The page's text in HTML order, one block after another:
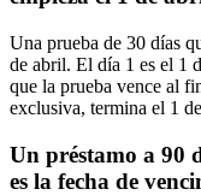
Una prueba de 30 días
de abril. El día 1 es el 1
que la prueba vence al
exclusiva, termina el 1
Un préstamo a 90
es la fecha de